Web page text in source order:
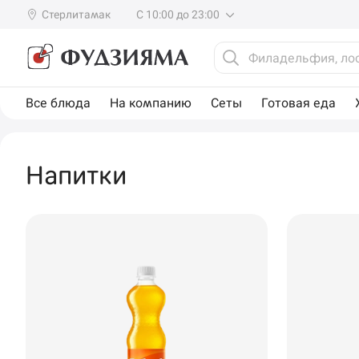
Стерлитамак С 10:00 до 23:00
Все блюда На компанию Сеты Готовая еда
Напитки